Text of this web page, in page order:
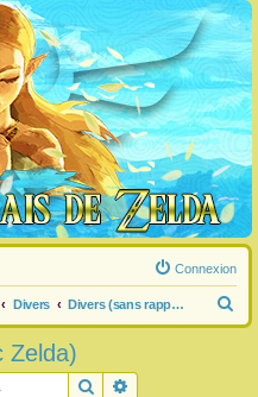
Connexion
Divers Divers (sans rapport avec Zelda)
e
Zelda)
Rechercher